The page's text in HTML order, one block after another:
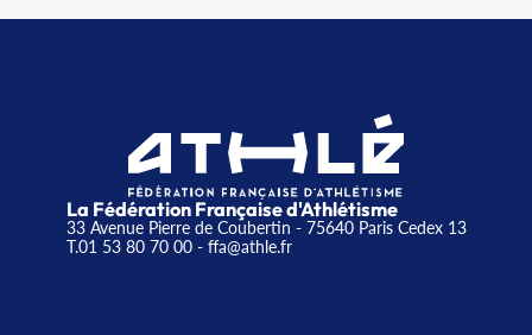
La Fédération Française d'Athlétisme
33 Avenue Pierre de Coubertin - 75640 Paris Cedex 13
T.01 53 80 70 00- ffa@athle.fr